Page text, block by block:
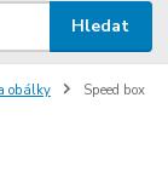
Hledat
obálky
Speed box